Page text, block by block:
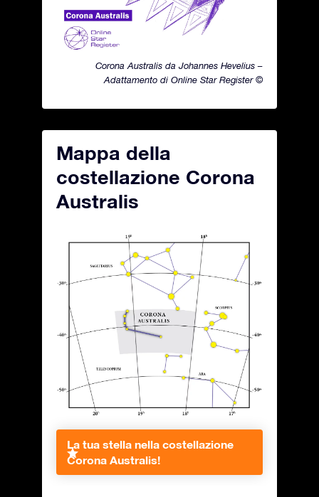
Corona Australis da Johannes Hevelius –
Adattamento di Online Star Register ©
Mappa della
costellazione Corona
Australis
La tua stella nella costellazione
Corona Australis!